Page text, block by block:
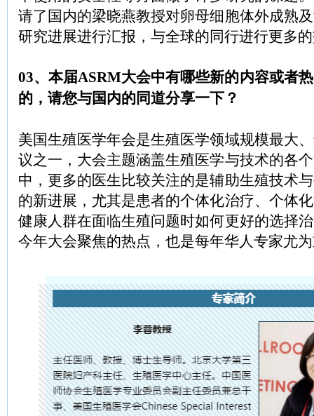
请了国内的梁晓燕教授对卵母细胞体外成熟
研究进展进行汇报，与全球的同行进行更多
03、本届ASRM大会中有哪些新的内容或者
的，请您与国内的同道分享一下？
美国生殖医学年会是生殖医学领域规模最大
议之一，大会主题涵盖生殖医学与技术的各
中，更多的医生比较关注的是辅助生殖技术
的新进展，尤其是患者的个体化治疗、个体
健康人群在面临生殖问题时如何更好的选择
今年大会聚焦的热点，也是每年华人专家尤